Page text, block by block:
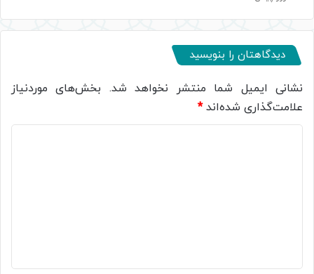
دیدگاهتان را بنویسید
نشانی ایمیل شما منتشر نخواهد شد. بخش‌های موردنیاز
علامت‌گذاری شده‌اند*